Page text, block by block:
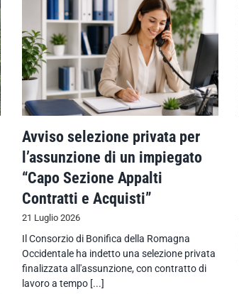
Avviso selezione privata per
l’assunzione di un impiegato
“Capo Sezione Appalti
Contratti e Acquisti”
21 Luglio 2026
Il Consorzio di Bonifica della Romagna
Occidentale ha indetto una selezione privata
finalizzata all'assunzione, con contratto di
lavoro a tempo [...]